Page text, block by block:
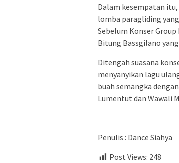
Dalam kesempatan
lomba paragliding
Sebelum Konser
Bitung Bassgilano
Ditengah suasana
menyanyikan lagu
buah semangka
Lumentut dan Wawali
Penulis : Dance Siahya
Post Views: 248